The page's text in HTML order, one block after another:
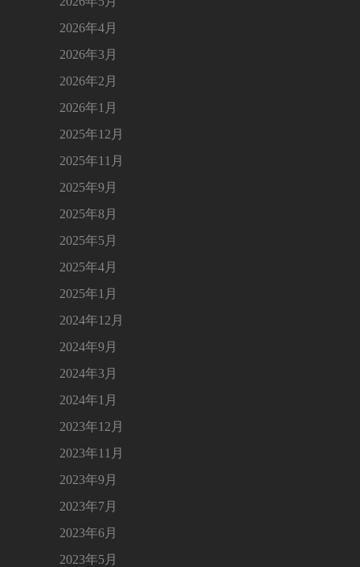
2026年4月
2026年3月
2026年2月
2026年1月
2025年12月
2025年11月
2025年9月
2025年8月
2025年5月
2025年4月
2025年1月
2024年12月
2024年9月
2024年3月
2024年1月
2023年12月
2023年11月
2023年9月
2023年7月
2023年6月
2023年5月